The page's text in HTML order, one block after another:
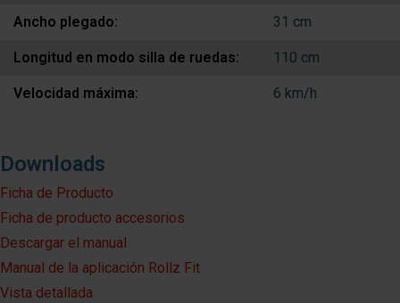
Ancho plegado: 31 cm
Longitud en modo silla de ruedas: 110 cm
Velocidad máxima: 6 km/h
Downloads
Ficha de Producto
Ficha de producto accesorios
Descargar el manual
Manual de la aplicación Rollz Fit
Vista detallada